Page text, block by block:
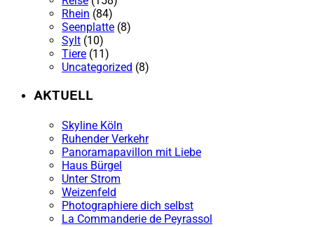
Rhein (84)
Seenplatte (8)
Sylt (10)
Tiere (11)
Uncategorized (8)
AKTUELL
Skyline Köln
Ruhender Verkehr
Panoramapavillon mit Liebe
Haus Bürgel
Unter Strom
Weizenfeld
Photographiere dich selbst
La Commanderie de Peyrassol